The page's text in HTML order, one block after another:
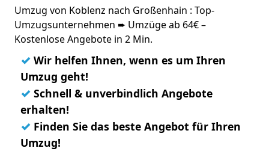
Umzug von Koblenz nach Großenhain : Top-
Umzugsunternehmen ➨ Umzüge ab 64€ –
Kostenlose Angebote in 2 Min.
✓ Wir helfen Ihnen, wenn es um Ihren
Umzug geht!
✓ Schnell & unverbindlich Angebote
erhalten!
✓ Finden Sie das beste Angebot für Ihren
Umzug!